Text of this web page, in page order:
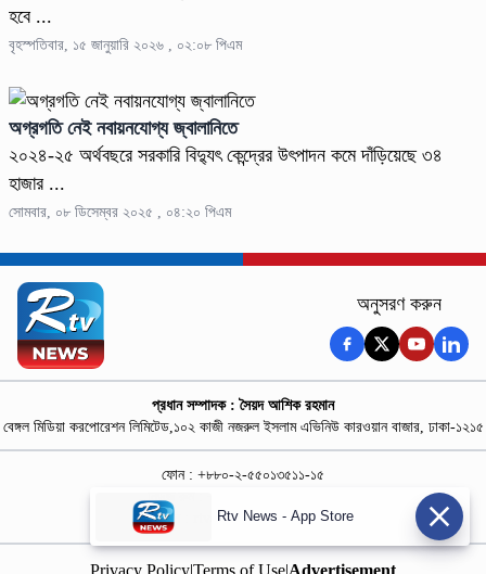
হবে ...
বৃহস্পতিবার, ১৫ জানুয়ারি ২০২৬ , ০২:০৮ পিএম
অগ্রগতি নেই নবায়নযোগ্য জ্বালানিতে
২০২৪-২৫ অর্থবছরে সরকারি বিদ্যুৎ কেন্দ্রের উৎপাদন কমে দাঁড়িয়েছে ৩৪
হাজার ...
সোমবার, ০৮ ডিসেম্বর ২০২৫ , ০৪:২০ পিএম
অনুসরণ করুন
প্রধান সম্পাদক : সৈয়দ আশিক রহমান
বেঙ্গল মিডিয়া করপোরেশন লিমিটেড,১০২ কাজী নজরুল ইসলাম এভিনিউ কারওয়ান বাজার, ঢাকা-১২১৫
ফোন : +৮৮০-২-৫৫০১৩৫১১-১৫
বিজ্ঞাপন :
rtvdigitalad@gmail.com
Privacy Policy|Terms of Use|Advertisement
Rtv News - App Store